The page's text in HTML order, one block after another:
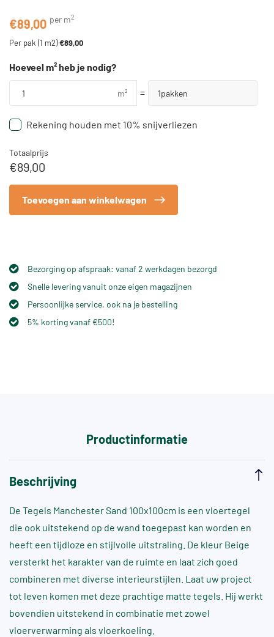
€89,00 per m2
Per pak (1 m2)€89,00
Hoeveel m² heb je nodig?
m² = 1pakken
Rekening houden met 10% snijverliezen
Totaalprijs
€89,00
Toevoegen aan winkelwagen
Bezorging op afspraak: vanaf 2 werkdagen bezorgd
Snelle levering vanuit onze eigen magazijnen
Persoonlijke service, ook na je bestelling
5% korting vanaf €500!
Productinformatie
Beschrijving
De Tegels Manchester Sand 100x100cm is een vloertegel
die ook uitstekend op de wand toegepast kan worden en
heeft een tijdloze en stijlvolle uitstraling. De kleur Beige
versterkt het karakter van de ruimte en laat zich goed
combineren met diverse interieurstijlen. Laat uw project
tot leven komen met deze prachtige matte tegels. Hij werkt
bovendien uitstekend in combinatie met zowel
vloerverwarming als vloerkoeling.